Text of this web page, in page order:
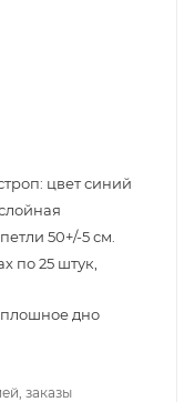
цвет синий
50+/-5 см.
по 25 штук,
дно
заказы